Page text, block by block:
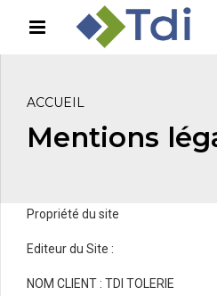
ACCUEIL
Mentions
Propriété du site
Editeur du Site :
NOM CLIENT : TDI TOLERIE